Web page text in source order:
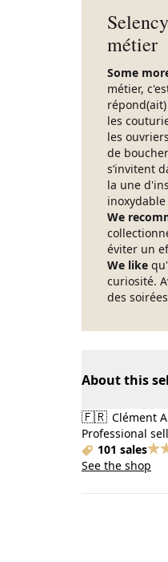
métier
Some
métier,
les
les
de
s’invitent
la une
We
éviter un
We like
curiosité.
des
About this
🇫🇷 Clément
Professional
101 sales
See the shop